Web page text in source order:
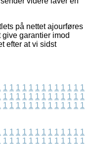
på nettet ajourføres
garantier imod
efter at vi sidst
1 1 1 1 1 1 1 1 1 1 1 1 1
1 1 1 1 1 1 1 1 1 1 1 1 1
1 1 1 1 1 1 1 1 1 1 1 1 1
1 1 1 1 1 1 1 1 1 1 1 1 1
1 1 1 1 1 1 1 1 1 1 1 1 1